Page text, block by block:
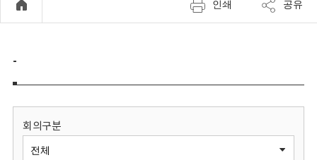
정
보
기
인쇄 공유
-
회의구분